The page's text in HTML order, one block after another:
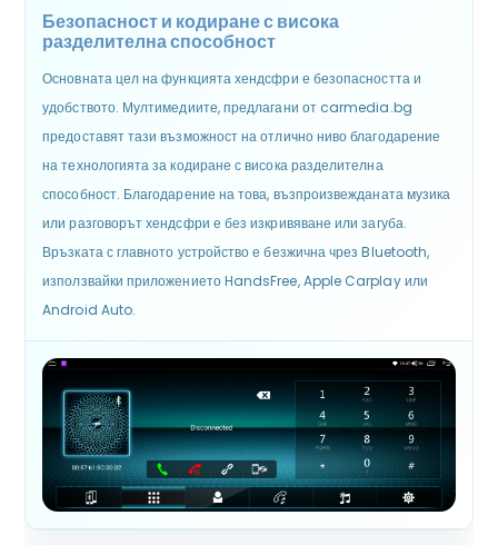
Безопасност и кодиране с висока
разделителна способност
Основната цел на функцията хендсфри е безопасността и
удобството. Мултимедиите, предлагани от carmedia.bg
предоставят тази възможност на отлично ниво благодарение
на технологията за кодиране с висока разделителна
способност. Благодарение на това, възпроизвежданата музика
или разговорът хендсфри е без изкривяване или загуба.
Връзката с главното устройство е безжична чрез Bluetooth,
използвайки приложението HandsFree, Apple Carplay или
Android Auto.